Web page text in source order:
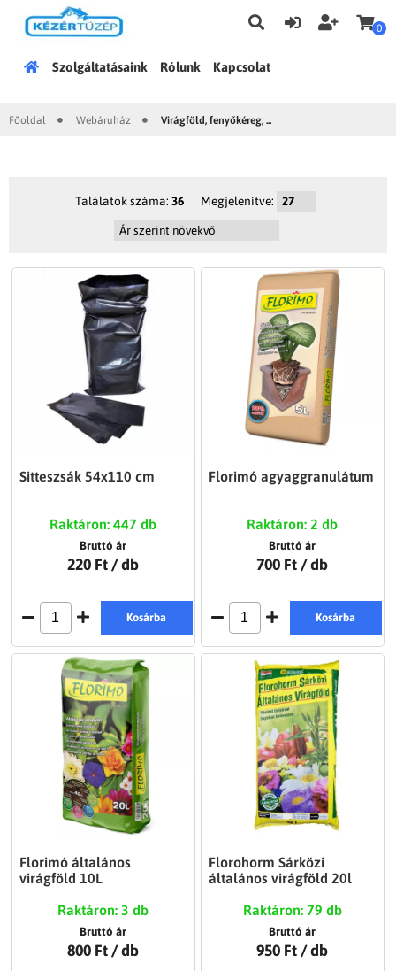
0
FőoldalSzolgáltatásaink Rólunk Kapcsolat
Főoldal Webáruház Virágföld, fenyőkéreg, ...
Találatok száma: 36 Megjelenítve:
Sitteszsák 54x110 cm
Raktáron: 447 db
Bruttó ár
220 Ft / db
Kosárba
Florimó agyaggranulátum
Raktáron: 2 db
Bruttó ár
700 Ft / db
Kosárba
Florimó általános
virágföld 10L
Raktáron: 3 db
Bruttó ár
800 Ft / db
Florohorm Sárközi
általános virágföld 20l
Raktáron: 79 db
Bruttó ár
950 Ft / db